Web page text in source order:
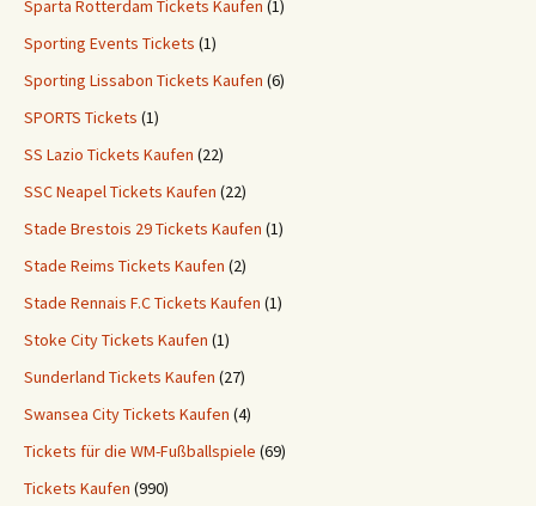
Sparta Rotterdam Tickets Kaufen (1)
Sporting Events Tickets (1)
Sporting Lissabon Tickets Kaufen (6)
SPORTS Tickets (1)
SS Lazio Tickets Kaufen (22)
SSC Neapel Tickets Kaufen (22)
Stade Brestois 29 Tickets Kaufen (1)
Stade Reims Tickets Kaufen (2)
Stade Rennais F.C Tickets Kaufen (1)
Stoke City Tickets Kaufen (1)
Sunderland Tickets Kaufen (27)
Swansea City Tickets Kaufen (4)
Tickets für die WM-Fußballspiele (69)
Tickets Kaufen (990)